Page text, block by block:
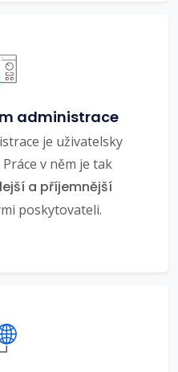
administrace
je uživatelsky
v něm je tak
a příjemnější
poskytovateli.